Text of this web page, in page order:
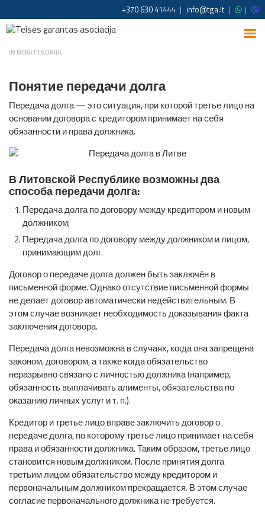
+370 630 41444 | info@tga.lt | |
IN NEKATEGORIJA
Понятие передачи долга
Передача долга — это ситуация, при которой третье лицо на
основании договора с кредитором принимает на себя
обязанности и права должника.
В Литовской Республике возможны два
способа передачи долга:
Передача долга по договору между кредитором и новым
должником;
Передача долга по договору между должником и лицом,
принимающим долг.
Договор о передаче долга должен быть заключён в
письменной форме. Однако отсутствие письменной формы
не делает договор автоматически недействительным. В
этом случае возникает необходимость доказывания факта
заключения договора.
Передача долга невозможна в случаях, когда она запрещена
законом, договором, а также когда обязательство
неразрывно связано с личностью должника (например,
обязанность выплачивать алименты, обязательства по
оказанию личных услуг и т. п.).
Кредитор и третье лицо вправе заключить договор о
передаче долга, по которому третье лицо принимает на себя
права и обязанности должника. Таким образом, третье лицо
становится новым должником. После принятия долга
третьим лицом обязательство между кредитором и
первоначальным должником прекращается. В этом случае
согласие первоначального должника не требуется.